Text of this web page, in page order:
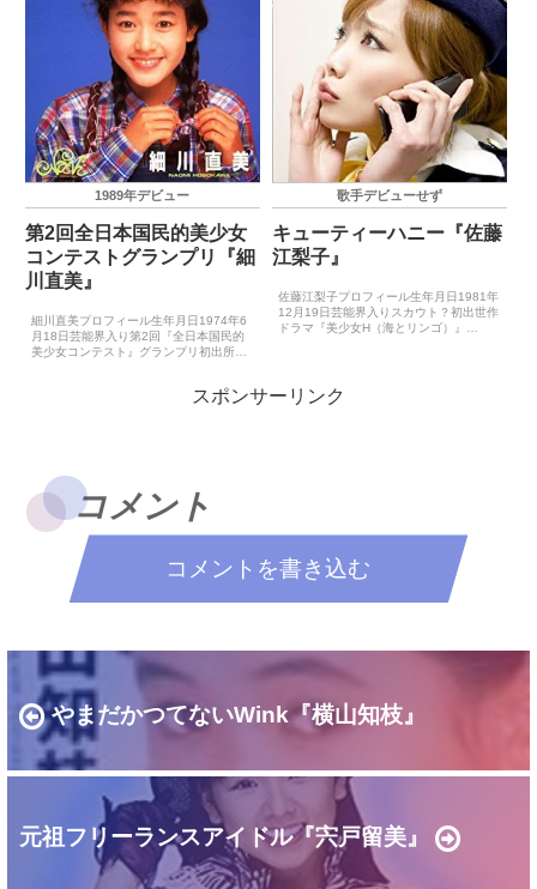
1989年デビュー
第2回全日本国民的美少女
コンテストグランプリ『細
川直美』
細川直美プロフィール生年月日1974年6
月18日芸能界入り第2回『全日本国民的
美少女コンテスト』グランプリ初出所作
25日（君はどこにいるの）主要音楽祭受
歌手デビューせず
キューティーハニー『佐藤
江梨子』
佐藤江梨子プロフィール生年月日1981年
12月19日芸能界入りスカウト？初出世作
ドラマ『美少女H（海とリンゴ）』
賞歴－主要映画...
スポンサーリンク
コメント
コメントを書き込む
やまだかつてないWink『横山知枝』
元祖フリーランスアイドル『宍戸留美』